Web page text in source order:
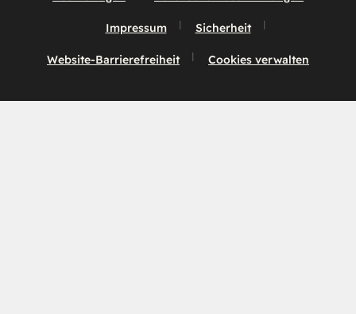
Impressum Sicherheit
Website-Barrierefreiheit Cookies verwalten